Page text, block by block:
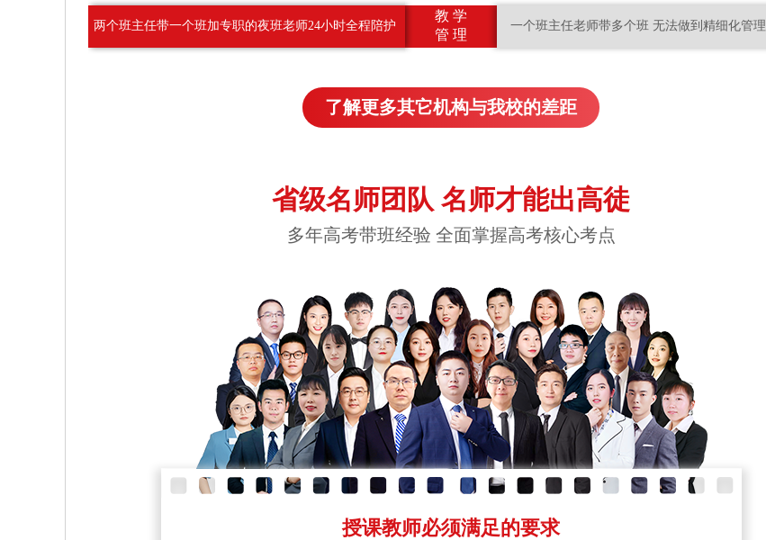
两个班主任带一个班加专职的夜班老师24小时全程陪护
教 学
管 理
一个班主任老师带多个班 无法做到精细化管理
了解更多其它机构与我校的差距
省级名师团队 名师才能出高徒
多年高考带班经验 全面掌握高考核心考点
授课教师必须满足的要求